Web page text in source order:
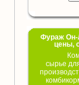
Фураж Он-
цены,
сырье